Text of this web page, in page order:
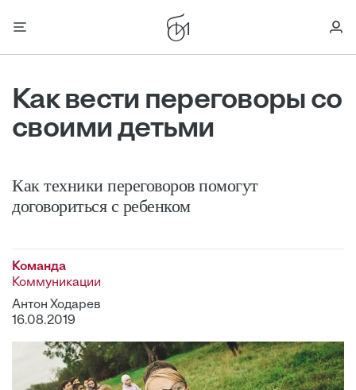
Как вести переговоры со
своими детьми
Как техники переговоров помогут
договориться с ребенком
Команда
Коммуникации
Антон Ходарев
16.08.2019